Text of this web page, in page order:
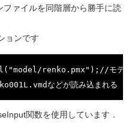
ファイルを同階層から勝手に読
ョンです
renko.pmx");//モデル
などが読み込まれる
関数を使用しています．